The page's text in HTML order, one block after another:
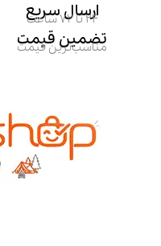
ارسال سریع
24 تا 72 ساعت
تضمین قیمت
مناسب‌ترین قیمت